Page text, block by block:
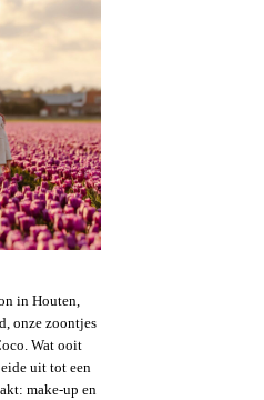
in Houten,
onze zoontjes
Wat ooit
uit tot een
make-up en